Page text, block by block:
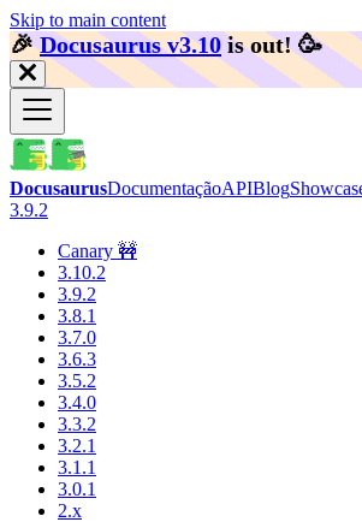
Skip to main content
🎉️Docusaurus v3.10 is out! 🥳️
DocusaurusDocumentaçãoAPIBlog
3.9.2
Canary 🚧
3.10.2
3.9.2
3.8.1
3.7.0
3.6.3
3.5.2
3.4.0
3.3.2
3.2.1
3.1.1
3.0.1
2.x